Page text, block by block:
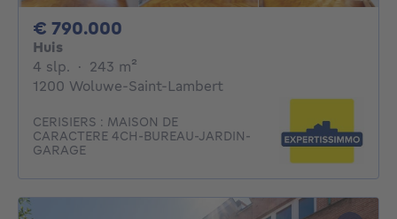
€ 790.000
Huis
4 slp. 4 slaapkamers
· 243 m²
1200 Woluwe-Saint-Lambert
CERISIERS : MAISON DE
CARACTERE 4CH-BUREAU-JARDIN-
GARAGE